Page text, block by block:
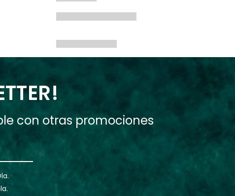
con otras promociones